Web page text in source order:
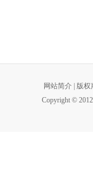
网站简介
版权
Copyright ©